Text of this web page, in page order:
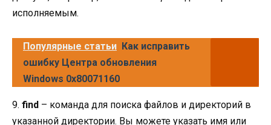
исполняемым.
Популярные статьи Как исправить
ошибку Центра обновления
Windows 0x80071160
9. find – команда для поиска файлов и директорий в
указанной директории. Вы можете указать имя или